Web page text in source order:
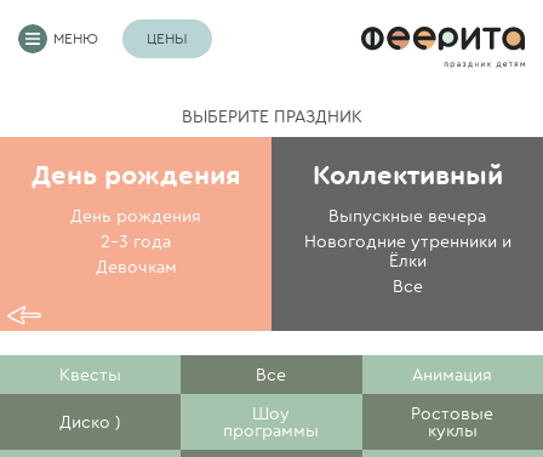
МЕНЮ ЦЕНЫ
ВЫБЕРИТЕ ПРАЗДНИК
День рождения
День рождения
2-3 года
Девочкам
Коллективный
Выпускные вечера
Новогодние утренники и
Ёлки
Все
Квесты Все Анимация
Диско ) Шоу
программы
Ростовые
куклы